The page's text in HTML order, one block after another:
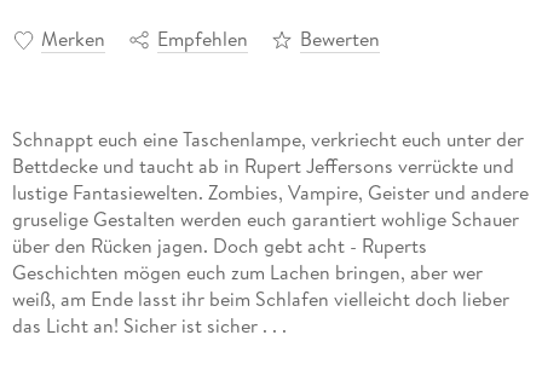
Merken Empfehlen Bewerten
Schnappt euch eine Taschenlampe, verkriecht euch unter der
Bettdecke und taucht ab in Rupert Jeffersons verrückte und
lustige Fantasiewelten. Zombies, Vampire, Geister und andere
gruselige Gestalten werden euch garantiert wohlige Schauer
über den Rücken jagen. Doch gebt acht - Ruperts
Geschichten mögen euch zum Lachen bringen, aber wer
weiß, am Ende lasst ihr beim Schlafen vielleicht doch lieber
das Licht an! Sicher ist sicher . . .